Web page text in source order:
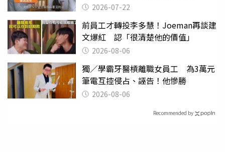
2026-07-22
前員工才轉投李多慧！Joeman再談建
文爆紅 認「很清楚他的價值」
2026-08-06
獨／學霸牙醫槓離職女員工 為3萬元
筆電互控侵占、誣告！他慘勝
2026-08-06
Recommended by